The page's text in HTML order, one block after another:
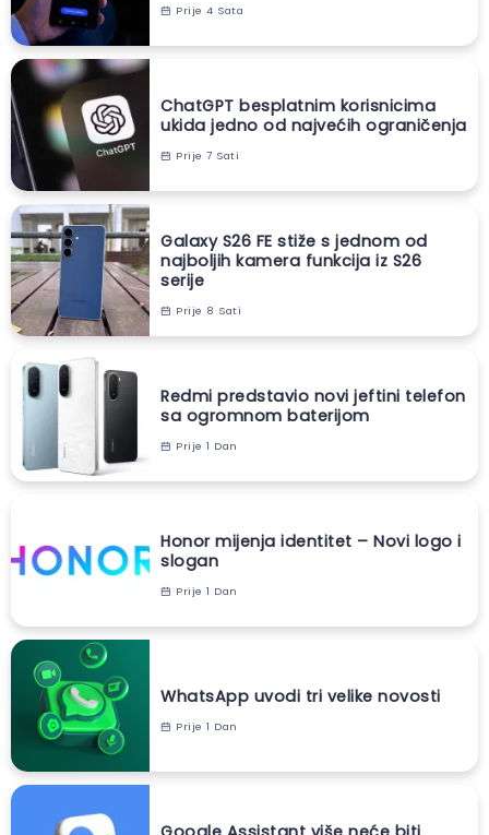
Prije 4 Sata
ChatGPT besplatnim korisnicima
ukida jedno od najvećih ograničenja
Prije 7 Sati
Galaxy S26 FE stiže s jednom od
najboljih kamera funkcija iz S26
serije
Prije 8 Sati
Redmi predstavio novi jeftini telefon
sa ogromnom baterijom
Prije 1 Dan
Honor mijenja identitet – Novi logo i
slogan
Prije 1 Dan
WhatsApp uvodi tri velike novosti
Prije 1 Dan